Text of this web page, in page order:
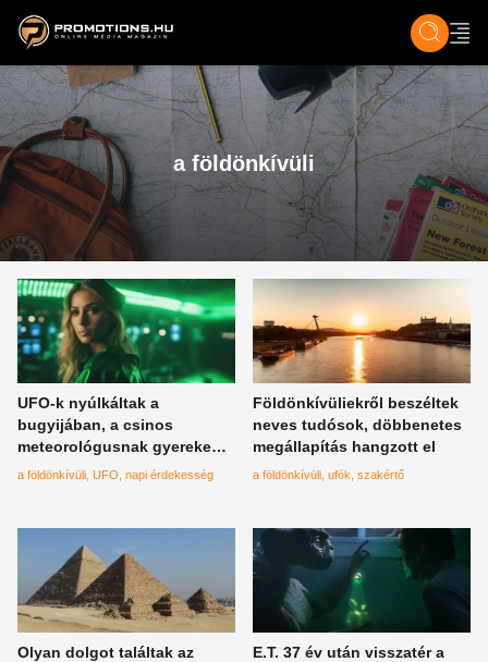
ZENE, FILM & KULT ÉLET TECH &
a földönkívüli
UFO-k nyúlkáltak a
bugyijában, a csinos
meteorológusnak gyereke
született az aktusból
a földönkívüli UFO napi érdekesség
Földönkívüliekről beszéltek
neves tudósok, döbbenetes
megállapítás hangzott el
a földönkívüli ufók szakértő
Olyan dolgot találtak az
E.T. 37 év után visszatér a